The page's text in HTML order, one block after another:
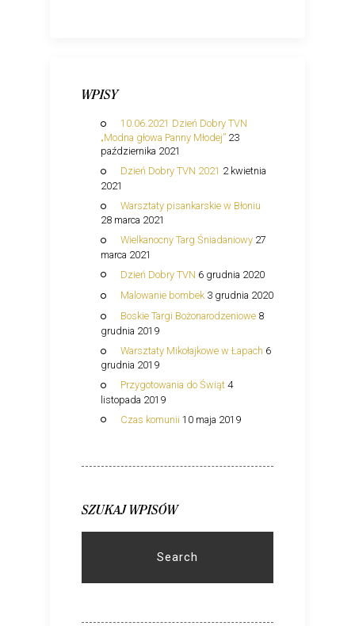
WPISY
10.06.2021 Dzień Dobry TVN
„Modna głowa Panny Młodej” 23
października 2021
Dzień Dobry TVN 2021 2 kwietnia
2021
Warsztaty pisankarskie w Błoniu
28 marca 2021
Wielkanocny Targ Śniadaniowy 27
marca 2021
Dzień Dobry TVN 6 grudnia 2020
Malowanie bombek 3 grudnia 2020
Boskie Targi Bożonarodzeniowe 8
grudnia 2019
Warsztaty Mikołajkowe w Łapach 6
grudnia 2019
Przygotowania do Świąt 4
listopada 2019
Czas komunii 10 maja 2019
SZUKAJ WPISÓW
Search